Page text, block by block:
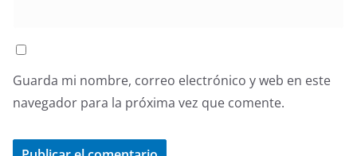
Guarda mi nombre, correo electrónico y web en este
navegador para la próxima vez que comente.